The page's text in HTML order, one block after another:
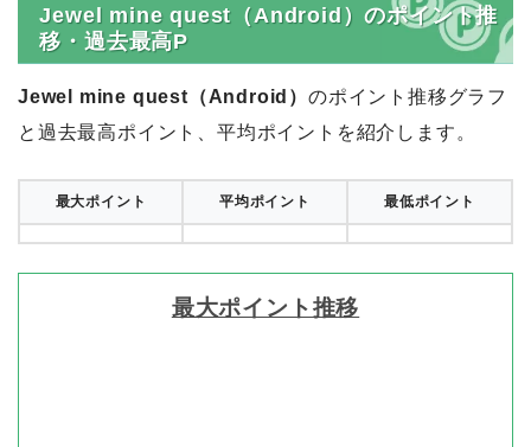
Jewel mine quest（Android）のポイント推
移・過去最高P
Jewel mine quest（Android）のポイント推移グラフ
と過去最高ポイント、平均ポイントを紹介します。
最大ポイント 平均ポイント 最低ポイント
最大ポイント推移